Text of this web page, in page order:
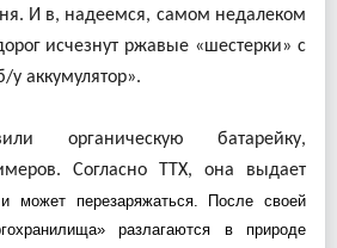
И в, надеемся, самом недалеком
исчезнут ржавые «шестерки» с
аккумулятор».
органическую батарейку,
Согласно ТТХ, она выдает
перезаряжаться. После своей
разлагаются в природе